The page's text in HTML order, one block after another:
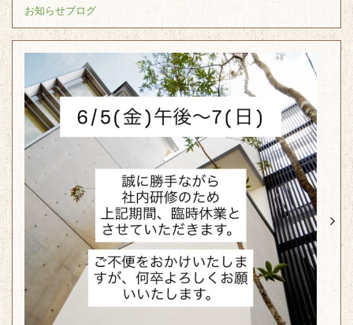
お知らせブログ